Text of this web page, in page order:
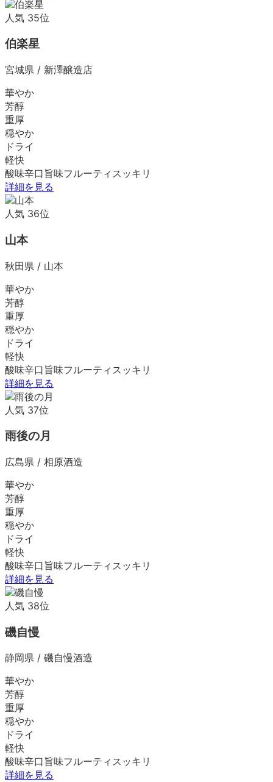
人気 35位
伯楽星
宮城県 / 新澤醸造店
華やか
芳醇
重厚
穏やか
ドライ
軽快
酸味辛口 旨味フルーティ スッキリ
詳細を見る
人気 36位
山本
秋田県 / 山本
華やか
芳醇
重厚
穏やか
ドライ
軽快
酸味辛口 旨味フルーティ スッキリ
詳細を見る
人気 37位
雨後の月
広島県 / 相原酒造
華やか
芳醇
重厚
穏やか
ドライ
軽快
酸味辛口 旨味フルーティ スッキリ
詳細を見る
人気 38位
磯自慢
静岡県 / 磯自慢酒造
華やか
芳醇
重厚
穏やか
ドライ
軽快
酸味辛口 旨味フルーティ スッキリ
詳細を見る